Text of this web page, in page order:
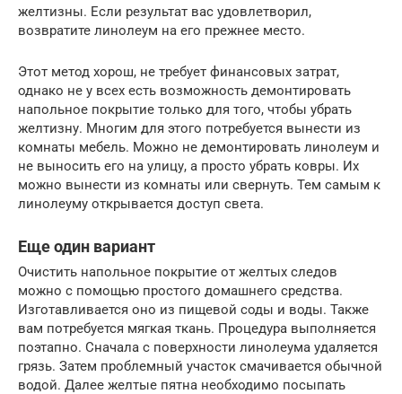
желтизны. Если результат вас удовлетворил,
возвратите линолеум на его прежнее место.
Этот метод хорош, не требует финансовых затрат,
однако не у всех есть возможность демонтировать
напольное покрытие только для того, чтобы убрать
желтизну. Многим для этого потребуется вынести из
комнаты мебель. Можно не демонтировать линолеум и
не выносить его на улицу, а просто убрать ковры. Их
можно вынести из комнаты или свернуть. Тем самым к
линолеуму открывается доступ света.
Еще один вариант
Очистить напольное покрытие от желтых следов
можно с помощью простого домашнего средства.
Изготавливается оно из пищевой соды и воды. Также
вам потребуется мягкая ткань. Процедура выполняется
поэтапно. Сначала с поверхности линолеума удаляется
грязь. Затем проблемный участок смачивается обычной
водой. Далее желтые пятна необходимо посыпать